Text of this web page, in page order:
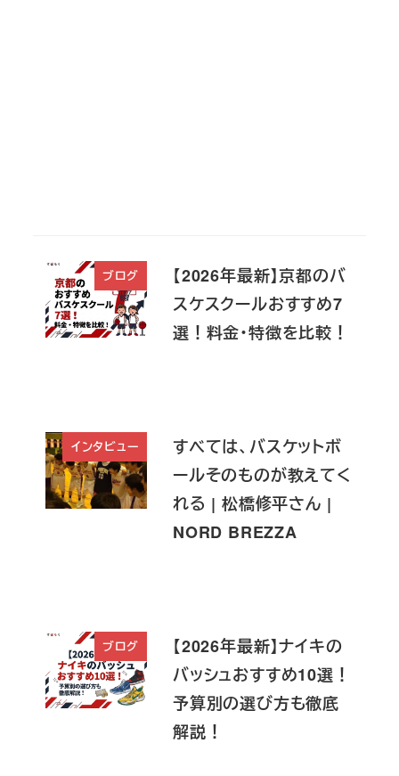
ブログ
【2026年最新】京都のバ
スケスクールおすすめ7
選！料金・特徴を比較！
インタビュー
すべては、バスケットボ
ールそのものが教えてく
れる | 松橋修平さん |
NORD BREZZA
ブログ
【2026年最新】ナイキの
バッシュおすすめ10選！
予算別の選び方も徹底
解説！